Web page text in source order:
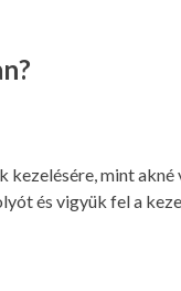
mint akné
és vigyük fel a